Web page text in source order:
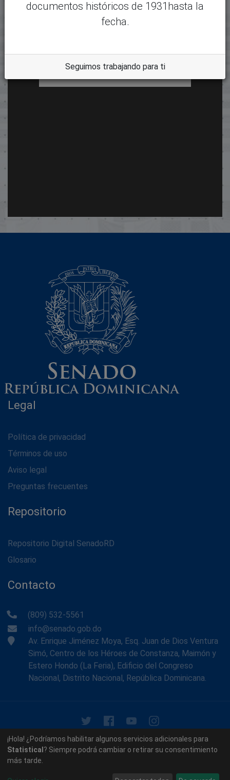
Legal
Política de privacidad
Términos de uso
Aviso legal
Preguntas frecuentes
Repositorio
Repositorio Digital SenadoRD
Glosario
Contacto
(809) 532-5561
info@senado.gob.do
Av. Enrique Jiménez Moya, Esq. Juan de Dios Ventura
Simó, Centro de los Héroes de Constanza, Maimón y
Estero Hondo (La Feria), Edificio del Congreso
Nacional, Distrito Nacional, República Dominicana.
© 2026 - Memoria Histórica del Senado de la República
Dominicana. Todos los derechos reservados.
documentos históricos de 1931hasta la
fecha.
Seguimos trabajando para ti
¡Hola! ¿Podríamos habilitar algunos servicios adicionales para
Statistical ? Siempre podrá cambiar o retirar su consentimiento
más tarde.